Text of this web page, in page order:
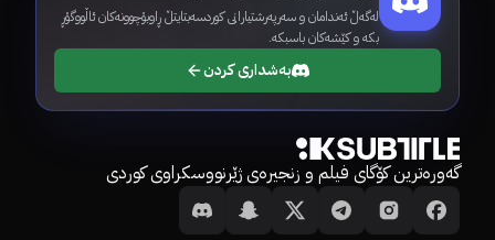
لەگەڵ ئەندامان و سەرپەرشتیارانی کوردسەبتایتڵ ڕاوبۆچوونەکان ئاڵووگۆڕ
بکە و کێشەکان باسبکە.
بەشداری کردن
گەورەترین کۆگای فیلم و زنجیرەی ژێرنووسکراوی کوردی